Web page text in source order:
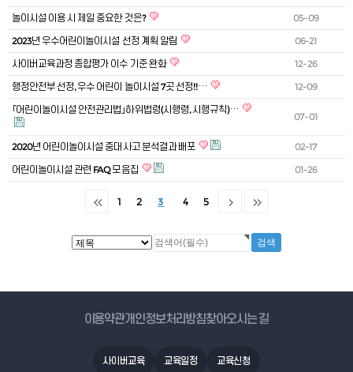
놀이시설 이용 시 제일 중요한 것은?
05-09
2023년 우수어린이놀이시설 선정 계획 알림
06-21
사이버교육과정 종합평가 이수 기준 완화
12-26
행정안전부 선정, 우수 어린이 놀이시설 7곳 선정!!…
12-09
「어린이놀이시설 안전관리법」하위법령(시행령, 시행규칙)…
07-01
2020년 어린이놀이시설 중대사고 분석결과 배포
02-17
어린이놀이시설 관련 FAQ 모음집
01-26
1 2 3 4 5
이용약관개인정보처리방침찾아오시는 길
사이버교육 교육일정 교육신청